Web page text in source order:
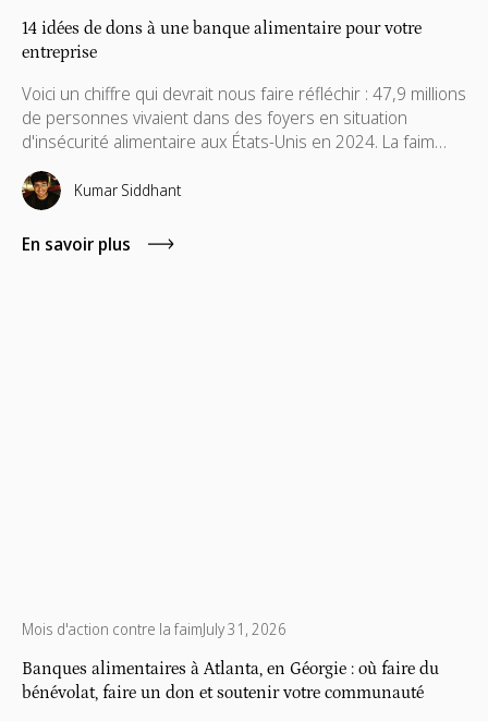
14 idées de dons à une banque alimentaire pour votre
entreprise
Voici un chiffre qui devrait nous faire réfléchir : 47,9 millions
de personnes vivaient dans des foyers en situation
d'insécurité alimentaire aux États-Unis en 2024. La faim
n'est pas un problème ponctuel, et le soutien ne devrait
pas l'être non plus. Découvrez des idées de dons que
votre équipe peut maintenir pour faire une réelle
différence.
Kumar Siddhant
En savoir plus
Mois d'action contre la faimJuly 31, 2026
Banques alimentaires à Atlanta, en Géorgie : où faire du
bénévolat, faire un don et soutenir votre communauté